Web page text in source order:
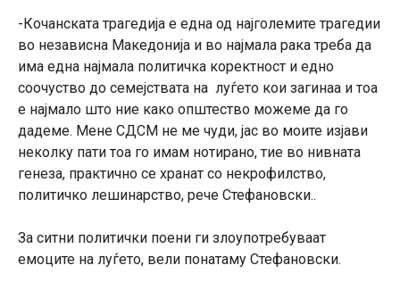
-Кочанската трагедија е една од најголемите трагедии
во независна Македонија и во најмала рака треба да
има една најмала политичка коректност и едно
соочуство до семејствата на луѓето кои загинаа и тоа
е најмало што ние како општество можеме да го
дадеме. Мене СДСМ не ме чуди, јас во моите изјави
неколку пати тоа го имам нотирано, тие во нивната
генеза, практично се хранат со некрофилство,
политичко лешинарство, рече Стефановски..
За ситни политички поени ги злоупотребуваат
емоците на луѓето, вели понатаму Стефановски.